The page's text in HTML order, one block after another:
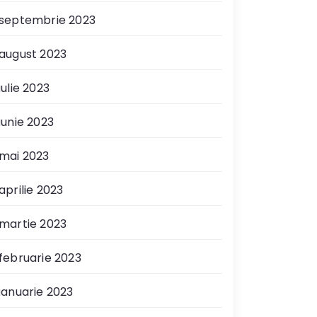
2023
2023
2023
2023
mai 2023
2023
martie 2023
februarie 2023
2023